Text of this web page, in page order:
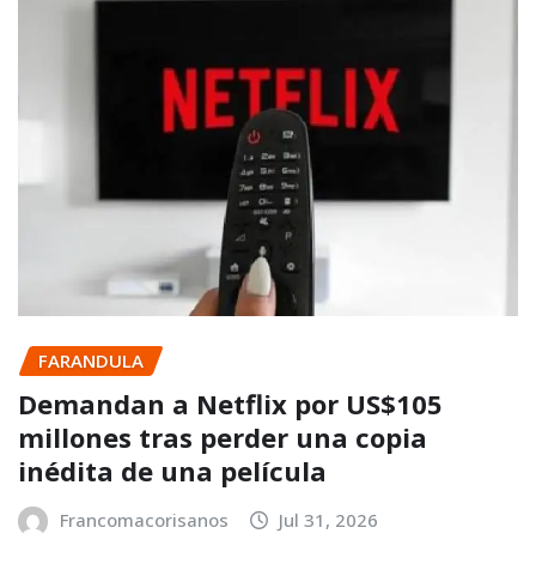
FARANDULA
Demandan a Netflix por US$105
millones tras perder una copia
inédita de una película
Francomacorisanos Jul 31, 2026